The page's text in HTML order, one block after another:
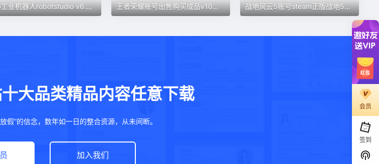
abb工业机器人robotstudio v6.08仿真软件远程安装激活密匙示教器 王者荣耀账号出售购买成品v10号真我赫兹时之愿境瑶至尊宝李逍遥 战地风云5账号steam正版战地5游戏Battlefield V全新白号自动发货
大品类精品内容任意下载
假”的信念，数年如一日的整合资源，从未间断。
加入我们
会员
签到